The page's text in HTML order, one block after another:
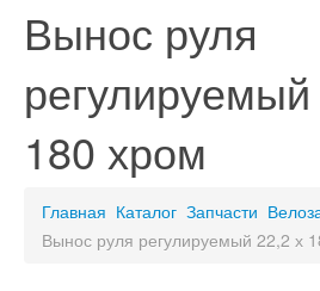
Вынос руля
180 хром
Главная Каталог Запчасти
Вынос руля регулируемый 22,2 х